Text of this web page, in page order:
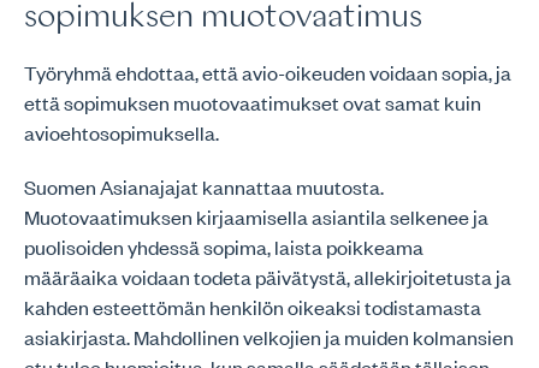
sopimuksen muotovaatimus
Työryhmä ehdottaa, että avio-oikeuden voidaan sopia, ja
että sopimuksen muotovaatimukset ovat samat kuin
avioehtosopimuksella.
Suomen Asianajajat kannattaa muutosta.
Muotovaatimuksen kirjaamisella asiantila selkenee ja
puolisoiden yhdessä sopima, laista poikkeama
määräaika voidaan todeta päivätystä, allekirjoitetusta ja
kahden esteettömän henkilön oikeaksi todistamasta
asiakirjasta. Mahdollinen velkojien ja muiden kolmansien